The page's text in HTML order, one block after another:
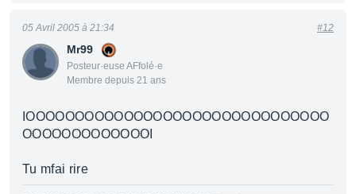
Mr99
Posteur·euse AFfolé·e
Membre depuis 21 ans
05 Avril 2005 à 21:34 #12
IOOOOOOOOOOOOOOOOOOOOOOOOOOOOOOO
OOOOOOOOOOOOOI
Tu mfai rire